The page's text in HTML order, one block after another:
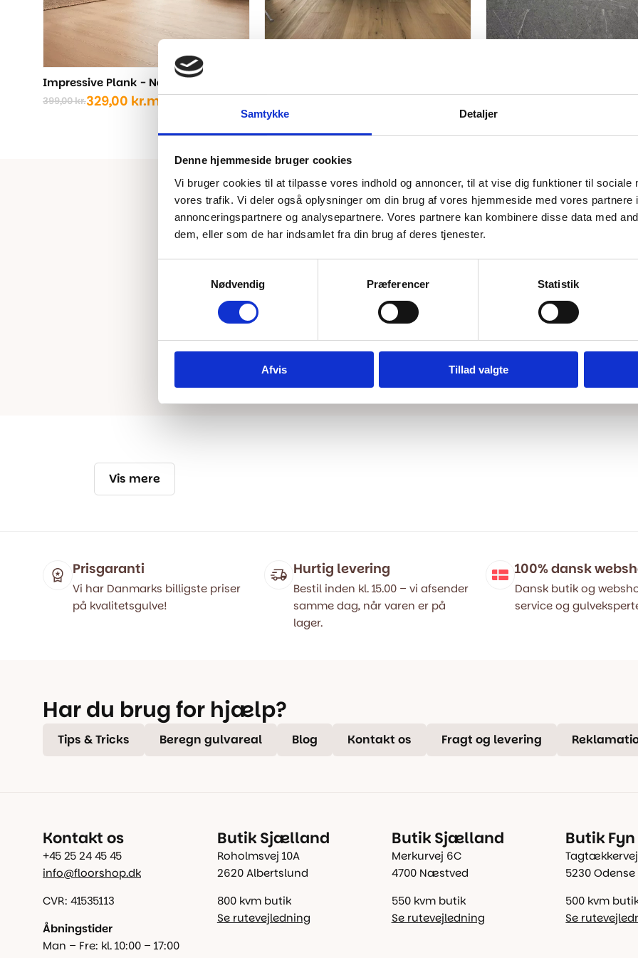
Samtykke Detaljer
Denne hjemmeside bruger cookies
Vi bruger cookies til at tilpasse vores indhold og annoncer, til at vise dig funktioner til sociale
vores trafik. Vi deler også oplysninger om din brug af vores hjemmeside med vores partnere
annonceringspartnere og analysepartnere. Vores partnere kan kombinere disse data med
dem, eller som de har indsamlet fra din brug af deres tjenester.
Nødvendig
Præferencer Statistik
Afvis Tillad valgte
Impressive Plank - Nature Oak
399,00kr.
Den
329,00 kr.
Den
m2
Schönbrunn
1.298,00
Den
oprindelige
pris
var:
1.298,00 kr..
Den
aktuelle
pris
er:
1.125,00 kr..
Dark Grey
429,00
Den
oprindelige
429,00 kr..
Den
aktuelle
369,00 kr..
Vis mere
Prisgaranti
Vi har Danmarks billigste priser
på kvalitetsgulve!
Hurtig levering
Bestil inden kl. 15.00 – vi afsender
samme dag, når varen er på
lager.
100% dansk
Dansk butik og
service og
Har du brug for hjælp?
Tips & Tricks Beregn gulvareal Blog Kontakt os Fragt og levering
Kontakt os
+45 25 24 45 45
info@floorshop.dk
CVR: 41535113
Åbningstider
Man – Fre: kl. 10:00 – 17:00
Butik Sjælland
Roholmsvej 10A
2620 Albertslund
800 kvm butik
Se rutevejledning
Butik Sjælland
Merkurvej 6C
4700 Næstved
550 kvm butik
Se rutevejledning
Butik Fyn
Tagtækkervej
5230 Odense
500 kvm
Se